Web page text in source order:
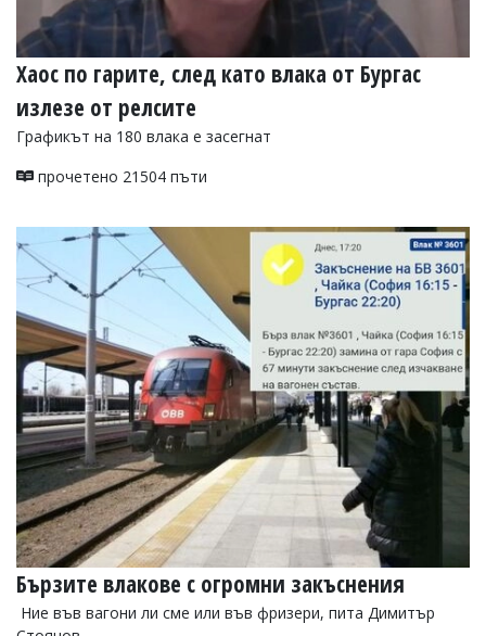
Хаос по гарите, след като влака от Бургас
излезе от релсите
Графикът на 180 влака е засегнат
прочетено 21504 пъти
Бързите влакове с огромни закъснения
Ние във вагони ли сме или във фризери, пита Димитър